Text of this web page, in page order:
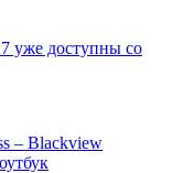
уже доступны со
– Blackview